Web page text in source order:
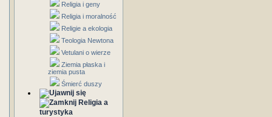
Religia i geny
Religia i moralność
Religie a ekologia
Teologia Newtona
Vetulani o wierze
Ziemia płaska i
ziemia pusta
Śmierć duszy
Religia a
turystyka